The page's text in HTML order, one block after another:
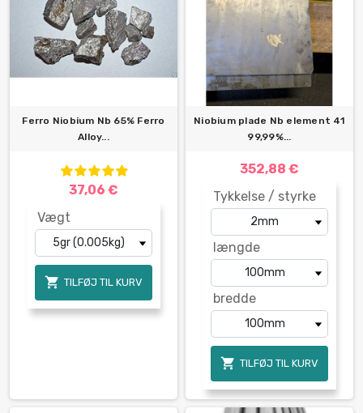
Ferro Niobium Nb 65% Ferro
Alloy...
37,06 €
Vægt
 TILFØJ TIL KURV
Niobium plade Nb element 41
99,99%...
352,88 €
Tykkelse / styrke
længde
bredde
 TILFØJ TIL KURV